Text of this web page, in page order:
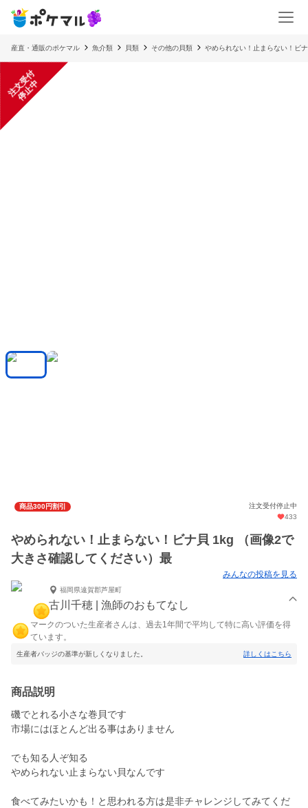
産直・通販のポケマル 魚介類 貝類 その他の貝類 やめられない！止まらない！ビ
注
文
受
付
停
止
中
商品300円割引
注文受付停止中
433
やめられない！止まらない！ビナ貝 1kg （画像2で
大きさ確認してください）最
みんなの投稿を見る
福岡県遠賀郡芦屋町
古川千穂 | 漁師のおもてなし
マークのついた生産者さんは、過去1年間で平均して特に高い評価を得
ています。
生産者バッジの基準が新しくなりました。 詳しくはこちら
商品説明
磯でとれる小さな巻貝です
市場にはほとんど出る事はありません
でも知る人ぞ知る
やめられない止まらない貝なんです
食べてみたいかも！と思われる方は是非チャレンジしてみてくだ